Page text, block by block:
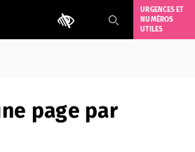
Outils d'accessibilité
URGENCES ET
NUMÉROS
UTILES
page par